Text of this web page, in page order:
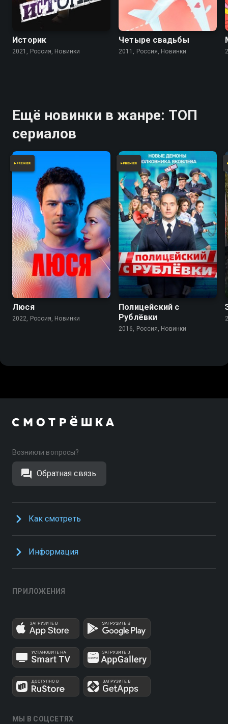
Историк
2021, Россия, Новинки
Четыре свадьбы
2011, Россия, Новинки
Ещё новинки в жанре: ТОП
сериалов
Люся
2022, Россия, Новинки
7.9 7.2
Полицейский с
Рублёвки
2016, Россия, Новинки
Возникли вопросы?
Обратная связь
Как смотреть
Информация
ПРИЛОЖЕНИЯ
МЫ В СОЦСЕТЯХ